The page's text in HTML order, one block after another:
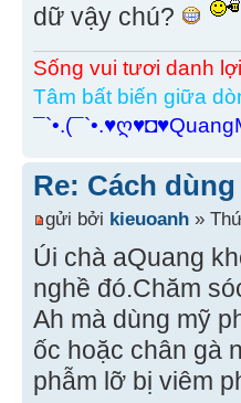
dữ vậy chú?
Sống vui tươi danh
Tâm bất biến giữa
Re: Cách
gửi bởi kieuoanh »
Úi chà aQuang
nghề đó.Chăm
Ah mà dùng mỹ
ốc hoặc chân gà
phẫm lỡ bị viêm